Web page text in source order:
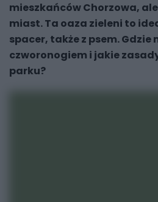
mieszkańców Chorzowa,
miast. Ta oaza zieleni to
spacer, także z psem. Gdzie
czworonogiem i jakie
parku?